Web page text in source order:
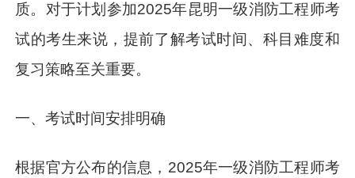
质。对于计划参加2025年昆明一级消防工程师考
试的考生来说，提前了解考试时间、科目难度和
复习策略至关重要。
一、考试时间安排明确
根据官方公布的信息，2025年一级消防工程师考